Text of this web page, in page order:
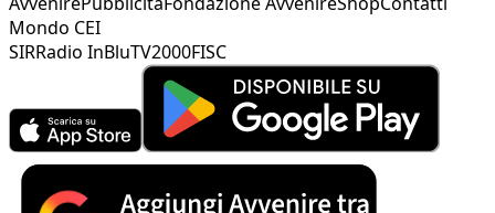
Mondo CEI
SIRRadio InBluTV2000FISC